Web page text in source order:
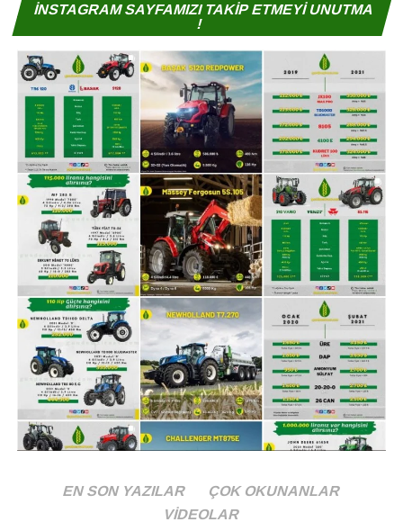
Case IH JX80E FAZ V
İNSTAGRAM SAYFAMIZI TAKİP ETMEYİ UNUTMA
!
EN SON YAZILAR
ÇOK OKUNANLAR
VIDEOLAR